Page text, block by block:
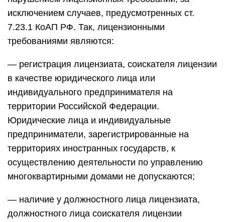
исключением случаев, предусмотренных ст.
7.23.1 КоАП РФ. Так, лицензионными
требованиями являются:
— регистрация лицензиата, соискателя лицензии
в качестве юридического лица или
индивидуального предпринимателя на
территории Российской Федерации.
Юридические лица и индивидуальные
предприниматели, зарегистрированные на
территориях иностранных государств, к
осуществлению деятельности по управлению
многоквартирными домами не допускаются;
— наличие у должностного лица лицензиата,
должностного лица соискателя лицензии